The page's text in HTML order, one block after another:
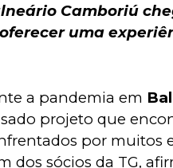
Camboriú
uma
a pandemia em
projeto que
por muitos
dos sócios da TG,